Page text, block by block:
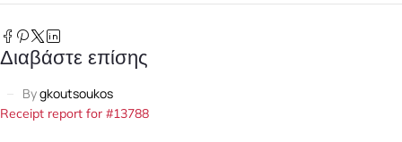
Διαβάστε επίσης
Bygkoutsoukos
Receipt report for #13788